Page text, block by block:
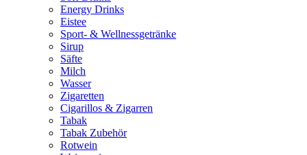
Energy Drinks
Eistee
Sport- & Wellnessgetränke
Sirup
Säfte
Milch
Wasser
Zigaretten
Cigarillos & Zigarren
Tabak
Tabak Zubehör
Rotwein